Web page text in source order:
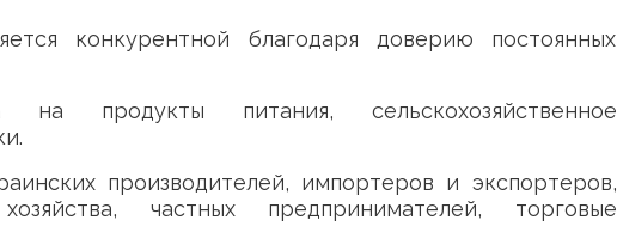
конкурентной благодаря доверию постоянных
продукты питания, сельскохозяйственное
производителей, импортеров и экспортеров,
частных предпринимателей, торговые